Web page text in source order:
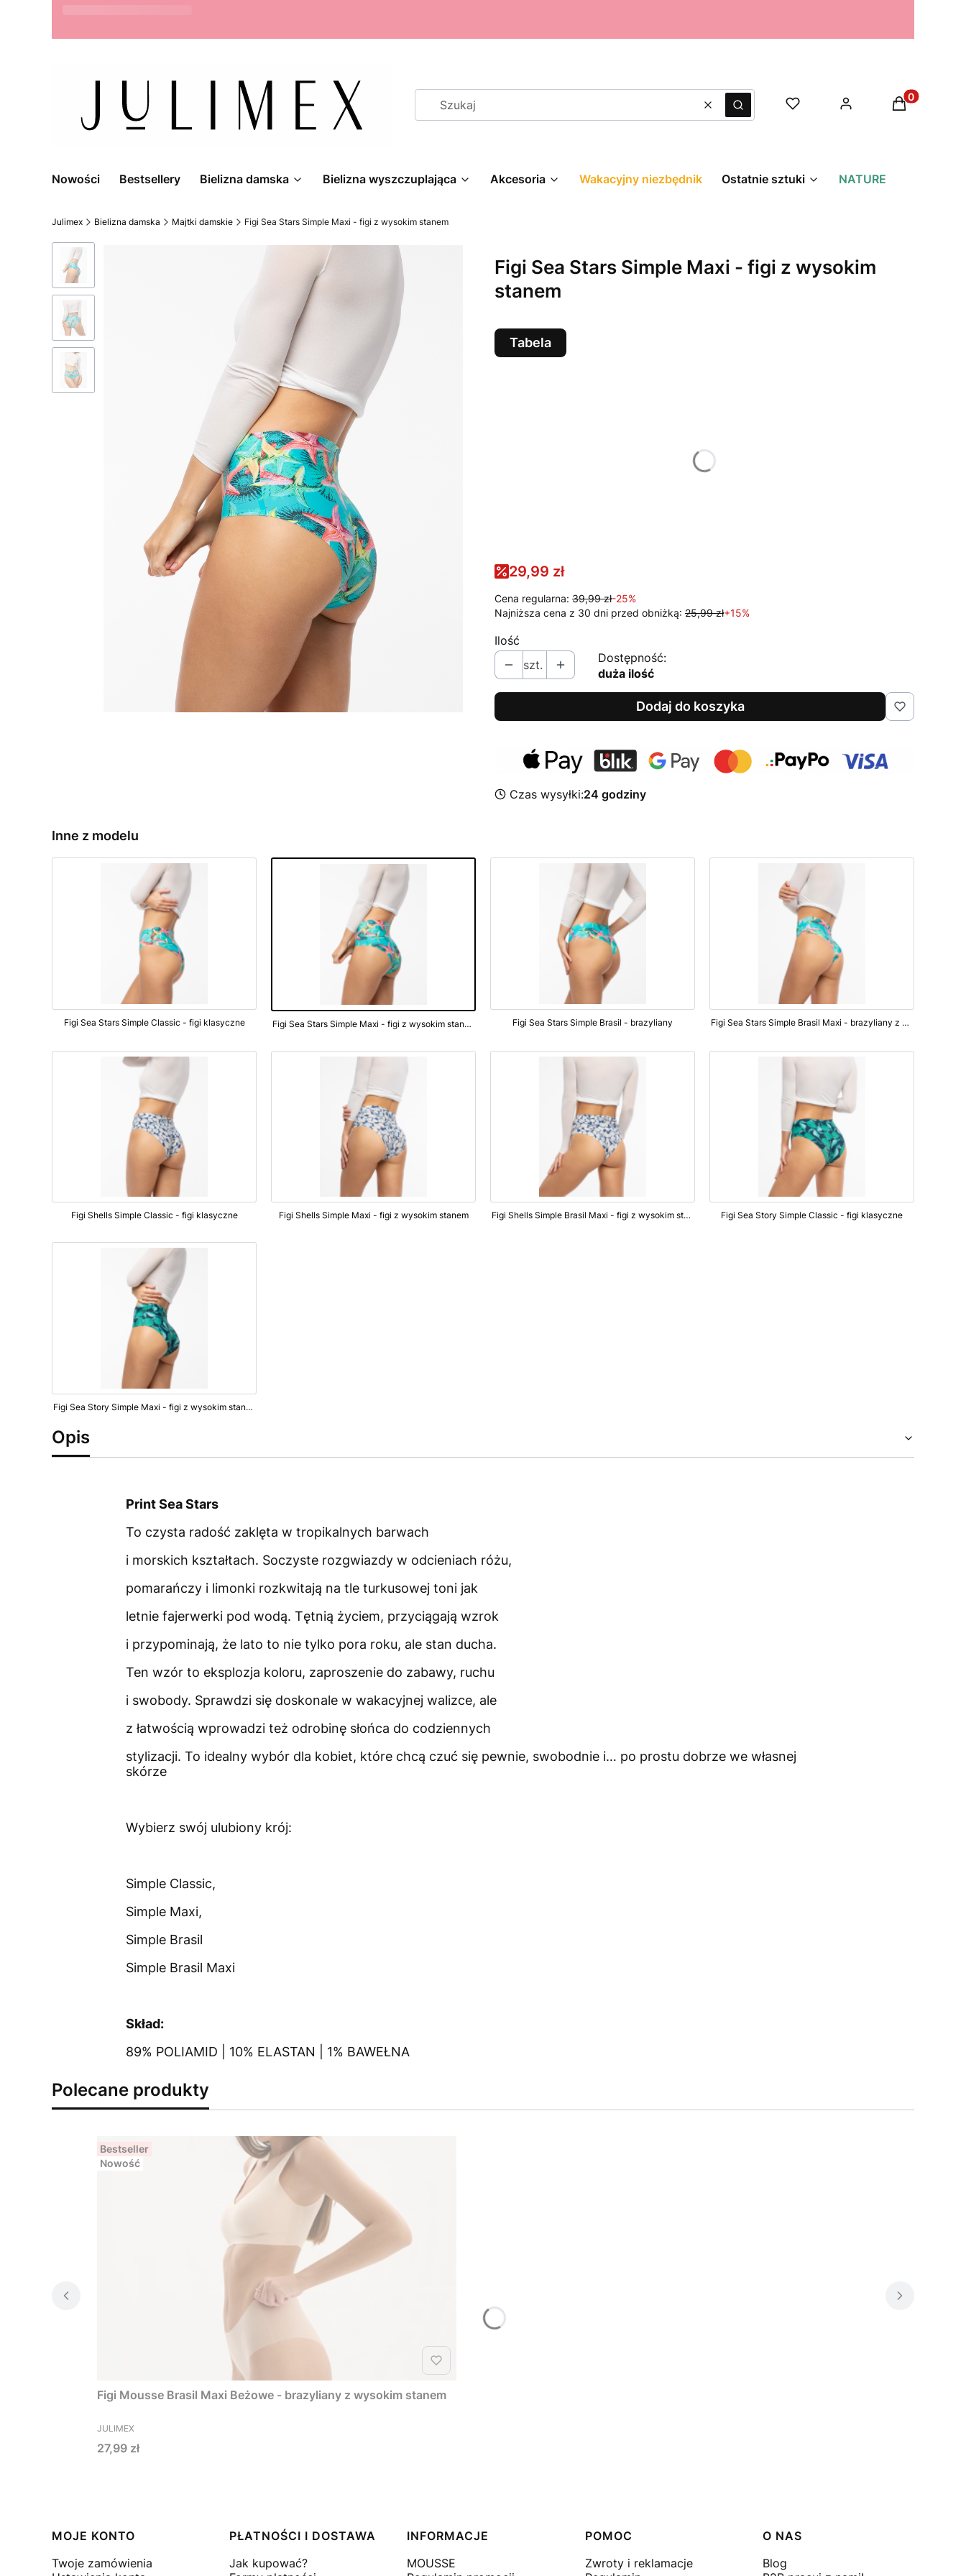
WyczyśćSzukaj
Produkty w
Nowości Bestsellery Bielizna damska Bielizna wyszczuplająca Akcesoria Wakacyjny niezbędnik Ostatnie sztuki NATURE
Julimex Bielizna damska Majtki damskie Figi Sea Stars Simple Maxi - figi z wysokim stanem
Figi Sea Stars Simple Maxi - figi z wysokim
stanem
Tabela
29,99 zł
Cena regularna: 39,99 zł-25%
Najniższa cena z 30 dni przed obniżką: 25,99 zł+15%
Ilość
szt.
Dostępność:
duża ilość
Dodaj do koszyka
Czas wysyłki:24 godziny
Inne z modelu
Figi Sea Stars Simple Classic - figi klasyczne Figi Sea Stars Simple Maxi - figi z wysokim stanem Figi Sea Stars Simple Brasil - brazyliany Figi Sea Stars Simple Brasil Maxi - brazyliany z wysokim stanem
Figi Shells Simple Classic - figi klasyczne Figi Shells Simple Maxi - figi z wysokim stanem Figi Shells Simple Brasil Maxi - figi z wysokim stanem Figi Sea Story Simple Classic - figi klasyczne
Figi Sea Story Simple Maxi - figi z wysokim stanem
Opis
Print Sea Stars
To czysta radość zaklęta w tropikalnych barwach
i morskich kształtach. Soczyste rozgwiazdy w odcieniach różu,
pomarańczy i limonki rozkwitają na tle turkusowej toni jak
letnie fajerwerki pod wodą. Tętnią życiem, przyciągają wzrok
i przypominają, że lato to nie tylko pora roku, ale stan ducha.
Ten wzór to eksplozja koloru, zaproszenie do zabawy, ruchu
i swobody. Sprawdzi się doskonale w wakacyjnej walizce, ale
z łatwością wprowadzi też odrobinę słońca do codziennych
stylizacji. To idealny wybór dla kobiet, które chcą czuć się pewnie, swobodnie i… po prostu dobrze we własnej
skórze
Wybierz swój ulubiony krój:
Simple Classic,
Simple Maxi,
Simple Brasil
Simple Brasil Maxi
Skład:
89% POLIAMID | 10% ELASTAN | 1% BAWEŁNA
Polecane produkty
Bestseller
Nowość
Figi Mousse Brasil Maxi Beżowe - brazyliany z wysokim stanem
PRODUCENT
JULIMEX
Cena
27,99 zł
Linki w stopce
MOJE KONTO
Twoje zamówienia
PŁATNOŚCI I DOSTAWA
Jak kupować?
INFORMACJE
MOUSSE
POMOC
Zwroty i reklamacje
O NAS
Blog